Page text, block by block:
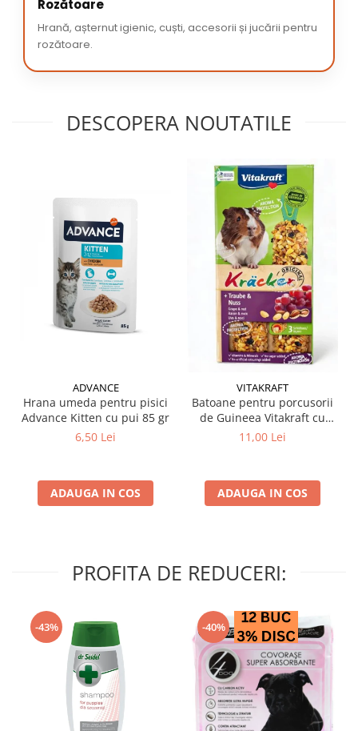
Rozătoare
Hrană, așternut igienic, cuști, accesorii și jucării pentru
rozătoare.
DESCOPERA NOUTATILE
ADVANCE
Hrana umeda pentru pisici
Advance Kitten cu pui 85 gr
6,50 Lei
ADAUGA IN COS
VITAKRAFT
Batoane pentru porcusorii
de Guineea Vitakraft cu
struguri & nuci 2 buc
11,00 Lei
ADAUGA IN COS
PROFITA DE REDUCERI:
-43% -40%